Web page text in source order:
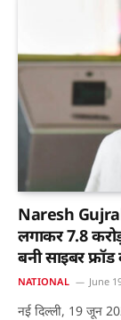
Naresh
लगाकर 7.8
बनी साइबर
NATIONAL June
नई दिल्ली, 19 जून